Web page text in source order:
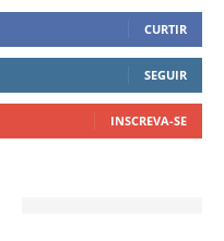
CURTIR
SEGUIR
INSCREVA-SE